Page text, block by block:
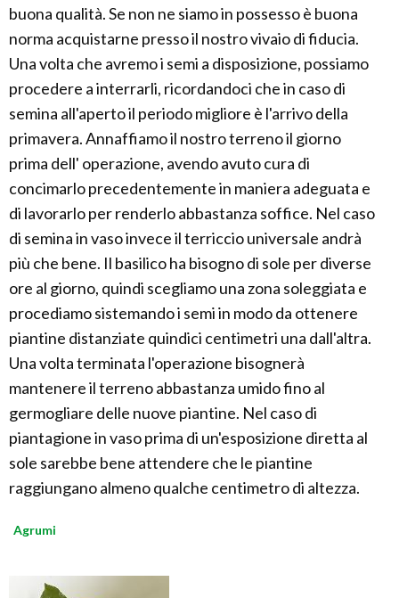
buona qualità. Se non ne siamo in possesso è buona
norma acquistarne presso il nostro vivaio di fiducia.
Una volta che avremo i semi a disposizione, possiamo
procedere a interrarli, ricordandoci che in caso di
semina all'aperto il periodo migliore è l'arrivo della
primavera. Annaffiamo il nostro terreno il giorno
prima dell' operazione, avendo avuto cura di
concimarlo precedentemente in maniera adeguata e
di lavorarlo per renderlo abbastanza soffice. Nel caso
di semina in vaso invece il terriccio universale andrà
più che bene. Il basilico ha bisogno di sole per diverse
ore al giorno, quindi scegliamo una zona soleggiata e
procediamo sistemando i semi in modo da ottenere
piantine distanziate quindici centimetri una dall'altra.
Una volta terminata l'operazione bisognerà
mantenere il terreno abbastanza umido fino al
germogliare delle nuove piantine. Nel caso di
piantagione in vaso prima di un'esposizione diretta al
sole sarebbe bene attendere che le piantine
raggiungano almeno qualche centimetro di altezza.
Agrumi